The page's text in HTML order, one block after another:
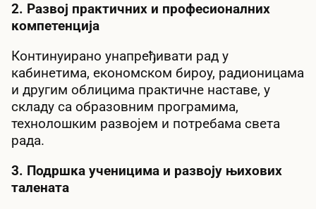
2. Развој практичних и професионалних
компетенција
Континуирано унапређивати рад у
кабинетима, економском бироу, радионицама
и другим облицима практичне наставе, у
складу са образовним програмима,
технолошким развојем и потребама света
рада.
3. Подршка ученицима и развоју њихових
талената